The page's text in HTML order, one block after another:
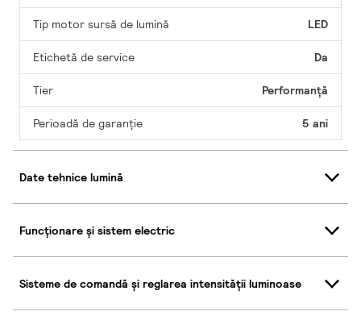
Tip motor sursă de lumină LED
Etichetă de service Da
Tier Performanță
Perioadă de garanţie 5 ani
Date tehnice lumină
Funcționare și sistem electric
Sisteme de comandă și reglarea intensității luminoase